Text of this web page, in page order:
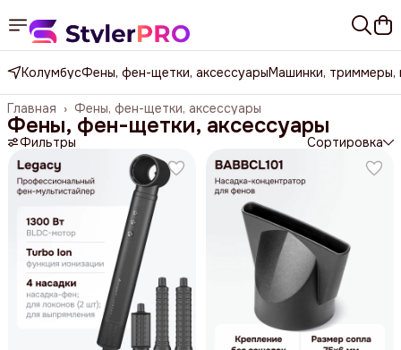
КолумбусФены, фен-щетки, аксессуарыМашинки, триммеры,
Фены, фен-щетки, аксессуары
Главная ›
Фены, фен-щетки, аксессуары
Фильтры Сортировка